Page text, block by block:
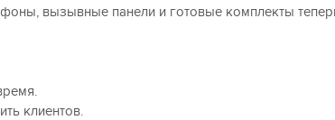
вызывные панели и готовые комплекты
клиентов.